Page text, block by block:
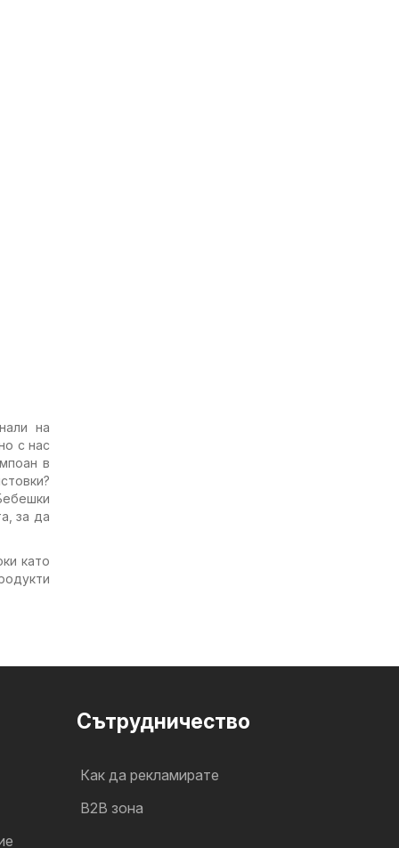
на
с нас
в
за да
като
Cътрудничество
Как да рекламирате
B2B зона